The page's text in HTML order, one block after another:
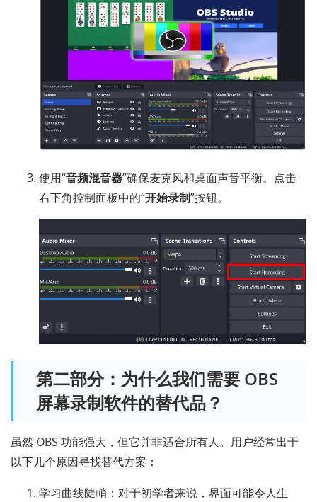
使用“音频混音器”确保麦克风和桌面声音平衡。点击
右下角控制面板中的“开始录制”按钮。
第二部分：为什么我们需要 OBS
屏幕录制软件的替代品？
虽然 OBS 功能强大，但它并非适合所有人。用户经常出于
以下几个原因寻找替代方案：
学习曲线陡峭：对于初学者来说，界面可能令人生